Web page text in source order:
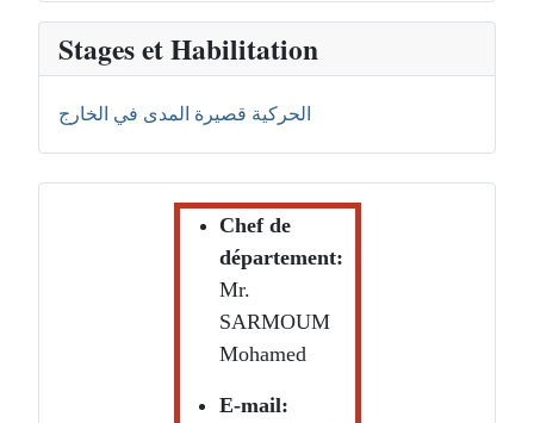
Stages et Habilitation
الحركية قصيرة المدى في الخارج
Chef de
département:
Mr.
SARMOUM
Mohamed
E-mail: